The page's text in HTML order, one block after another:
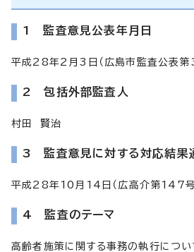
1 監査意見公表年月日
平成28年2月3日（広島市監査公表第3
2 包括外部監査人
村田 賢治
3 監査意見に対する対応結果
平成28年10月14日（広高介第147号
4 監査のテーマ
高齢者施策に関する事務の執行につい